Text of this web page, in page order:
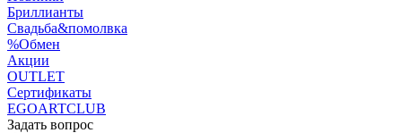
Бриллианты
Свадьба&помолвка
%Обмен
Акции
OUTLET
Сертификаты
EGOARTCLUB
Задать вопрос